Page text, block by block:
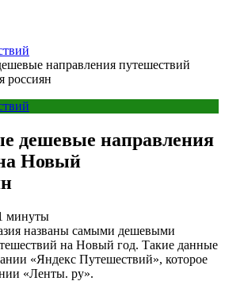
направления путешествий
россиян
дешевые направления
Новый
минуты
названы самыми дешевыми
на Новый год. Такие данные
«Яндекс Путешествий», которое
«Ленты. ру».